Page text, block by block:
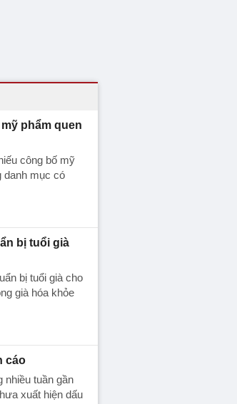
phẩm quen
công bố mỹ
danh mục có
bị tuổi già
bị tuổi già cho
già hóa khỏe
cáo
nhiều tuần gần
xuất hiện dấu